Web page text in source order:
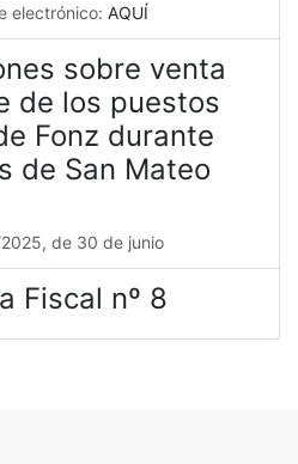
electrónico: AQUÍ
sobre venta
de los puestos
Fonz durante
de San Mateo
de 30 de junio
Fiscal nº 8